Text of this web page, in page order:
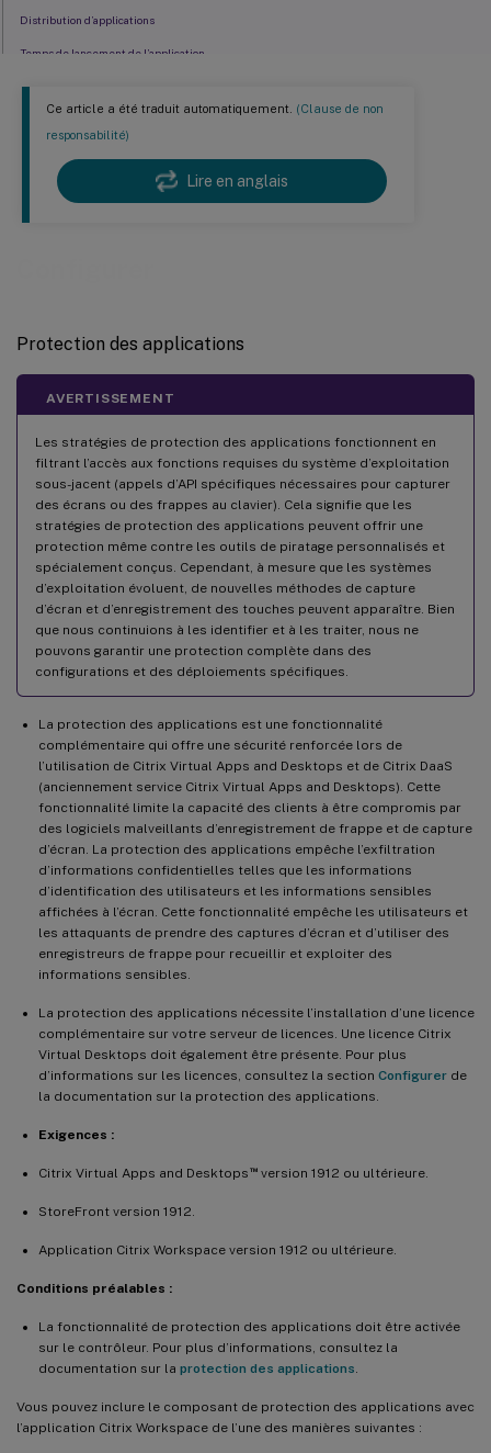
Ce article a été traduit automatiquement. (Clause de non
responsabilité)
Lire en anglais
Protection des applications
AVERTISSEMENT
Les stratégies de protection des applications fonctionnent en
filtrant l’accès aux fonctions requises du système d’exploitation
sous-jacent (appels d’API spécifiques nécessaires pour capturer
des écrans ou des frappes au clavier). Cela signifie que les
stratégies de protection des applications peuvent offrir une
protection même contre les outils de piratage personnalisés et
spécialement conçus. Cependant, à mesure que les systèmes
d’exploitation évoluent, de nouvelles méthodes de capture
d’écran et d’enregistrement des touches peuvent apparaître. Bien
que nous continuions à les identifier et à les traiter, nous ne
pouvons garantir une protection complète dans des
configurations et des déploiements spécifiques.
La protection des applications est une fonctionnalité
complémentaire qui offre une sécurité renforcée lors de
l’utilisation de Citrix Virtual Apps and Desktops et de Citrix DaaS
(anciennement service Citrix Virtual Apps and Desktops). Cette
fonctionnalité limite la capacité des clients à être compromis par
des logiciels malveillants d’enregistrement de frappe et de capture
d’écran. La protection des applications empêche l’exfiltration
d’informations confidentielles telles que les informations
d’identification des utilisateurs et les informations sensibles
affichées à l’écran. Cette fonctionnalité empêche les utilisateurs et
les attaquants de prendre des captures d’écran et d’utiliser des
enregistreurs de frappe pour recueillir et exploiter des
informations sensibles.
La protection des applications nécessite l’installation d’une licence
complémentaire sur votre serveur de licences. Une licence Citrix
Virtual Desktops doit également être présente. Pour plus
d’informations sur les licences, consultez la section Configurer de
la documentation sur la protection des applications.
Exigences :
Citrix Virtual Apps and Desktops ™version 1912 ou ultérieure.
StoreFront version 1912.
Application Citrix Workspace version 1912 ou ultérieure.
Conditions préalables :
La fonctionnalité de protection des applications doit être activée
sur le contrôleur. Pour plus d’informations, consultez la
documentation sur la protection des applications
Vous pouvez inclure le composant de protection des applications avec
l’application Citrix Workspace de l’une des manières suivantes :
Distribution d’applications
Temps de lancement de l’application
Redirection de contenu bidirectionnelle
Redirection de périphérique USB composite
Prise en charge USB
Lancement vPrefer
Configuration de l’espace de travail
Applications SaaS
Impression PDF
Souris relative
Entrée microphone
Prise en charge de plusieurs moniteurs
Imprimante
Desktop Viewer
Programme d’amélioration de l’expérience client (CEIP)